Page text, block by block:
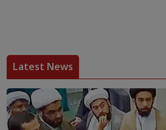
Latest News